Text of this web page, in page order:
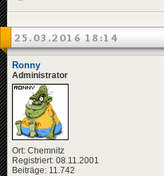
25.03.2016 18:14
Ronny
Administrator
Ort: Chemnitz
Registriert: 08.11.2001
Beiträge: 11.742